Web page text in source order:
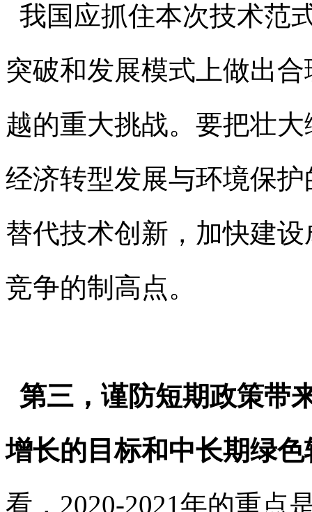
我国应抓住本次技术范
突破和发展模式上做出
越的重大挑战。要把壮
经济转型发展与环境保
替代技术创新，加快建
竞争的制高点。
第三，谨防短期政策带
增长的目标和中长期绿
看，2020-2021年的重点